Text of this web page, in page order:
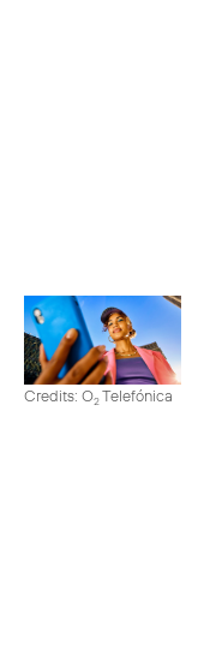
Credits: O2Telefónica